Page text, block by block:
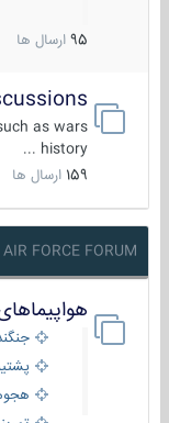
95 ارسال ها
such as wars
history ...
159 ارسال ها
AIR FORCE FORUM - بخش نیروی هوایی
هواپیماهای
هجومی